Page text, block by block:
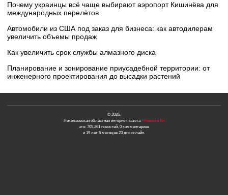
Почему украинцы всё чаще выбирают аэропорт Кишинёва для
международных перелётов
Автомобили из США под заказ для бизнеса: как автодилерам
увеличить объемы продаж
Как увеличить срок службы алмазного диска
Планирование и зонирование приусадебной территории: от
инженерного проектирования до высадки растений
© 2026.
Николаевская областная интернет-газета«Новости N»
это: 705,261 новостей, 0 комментариев
и 19 лет 5 месяцев 23 дня онлайн.